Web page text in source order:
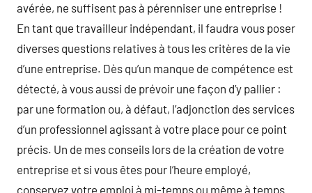
avérée, ne suffisent pas à pérenniser une entreprise !
En tant que travailleur indépendant, il faudra vous poser
diverses questions relatives à tous les critères de la vie
d’une entreprise. Dès qu’un manque de compétence est
détecté, à vous aussi de prévoir une façon d’y pallier :
par une formation ou, à défaut, l’adjonction des services
d’un professionnel agissant à votre place pour ce point
précis. Un de mes conseils lors de la création de votre
entreprise et si vous êtes pour l’heure employé,
conservez votre emploi à mi-temps ou même à temps